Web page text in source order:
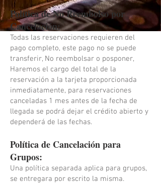
Política de No Reembolso por
Cancelación:
Todas las reservaciones requieren del
pago completo, este pago no se puede
transferir, No reembolsar o posponer,
Haremos el cargo del total de la
reservación a la tarjeta proporcionada
inmediatamente, para reservaciones
canceladas 1 mes antes de la fecha de
llegada se podrá dejar el crédito abierto y
dependerá de las fechas.
Política de Cancelación para
Grupos:
Una política separada aplica para grupos,
se entregara por escrito la misma.